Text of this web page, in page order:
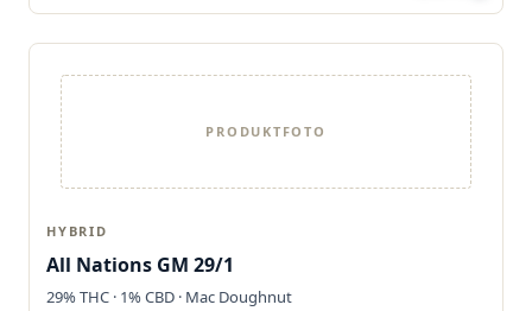
PRODUKTFOTO
HYBRID
All Nations GM 29/1
29% THC · 1% CBD · Mac Doughnut